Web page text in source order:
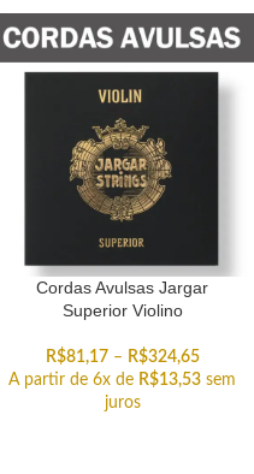
Cordas Avulsas Jargar
Superior Violino
R$81,17 – R$324,65
A partir de 6x de R$13,53 sem
juros